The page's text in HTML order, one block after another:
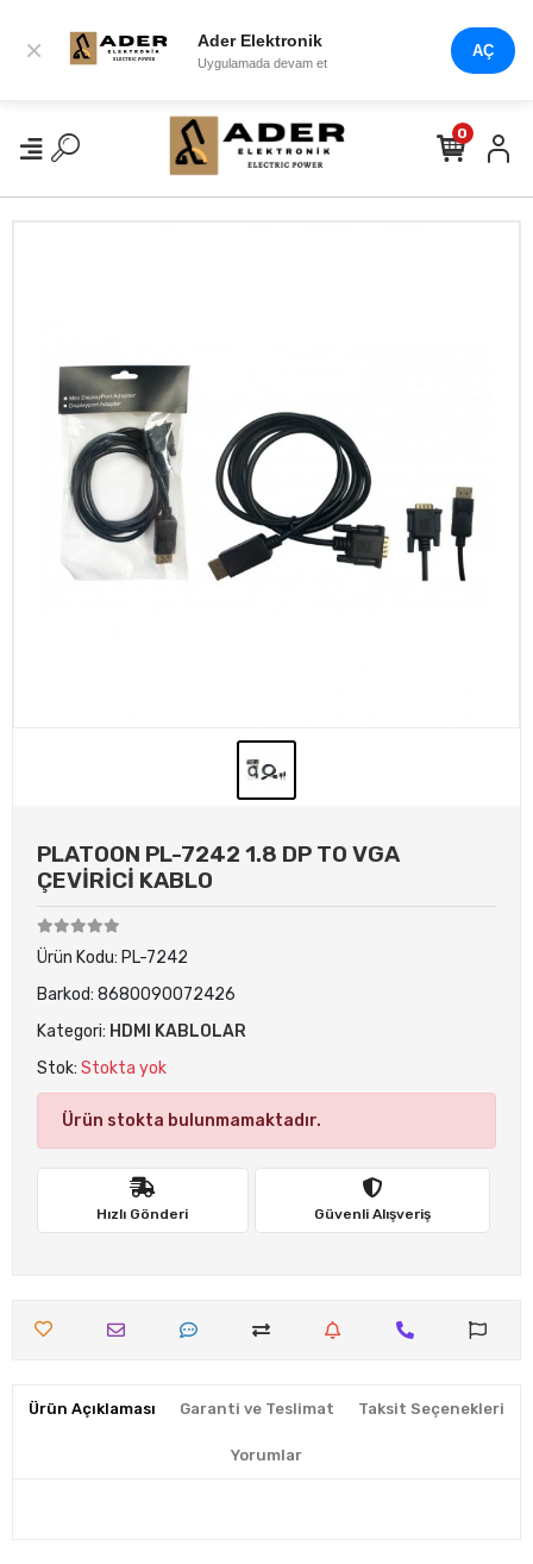
× Ader Elektronik
Uygulamada devam et
AÇ
0
PLATOON PL-7242 1.8 DP TO VGA
ÇEVİRİCİ KABLO
Ürün Kodu: PL-7242
Barkod: 8680090072426
Kategori: HDMI KABLOLAR
Stok: Stokta yok
Ürün stokta bulunmamaktadır.
Hızlı Gönderi Güvenli Alışveriş
Ürün Açıklaması Garanti ve Teslimat Taksit Seçenekleri
Yorumlar